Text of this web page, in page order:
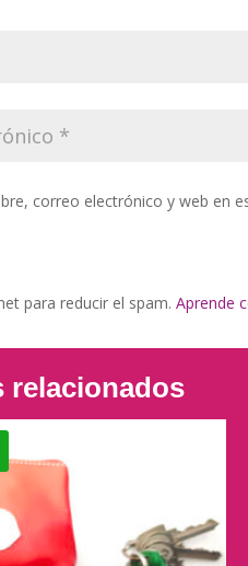
correo electrónico y web en
para reducir el spam.Aprende
relacionados